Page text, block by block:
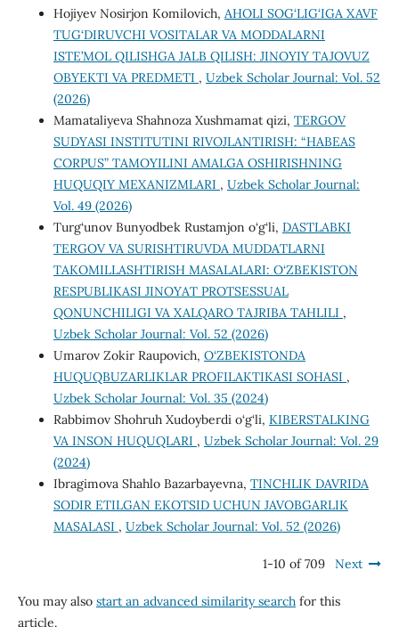
Hojiyev Nosirjon Komilovich, AHOLI SOG‘LIG‘IGA XAVF
TUG‘DIRUVCHI VOSITALAR VA MODDALARNI
ISTE’MOL QILISHGA JALB QILISH: JINOYIY TAJOVUZ
OBYEKTI VA PREDMETI , Uzbek Scholar Journal: Vol. 52
(2026)
Mamataliyeva Shahnoza Xushmamat qizi, TERGOV
SUDYASI INSTITUTINI RIVOJLANTIRISH: “HABEAS
CORPUS” TAMOYILINI AMALGA OSHIRISHNING
HUQUQIY MEXANIZMLARI , Uzbek Scholar Journal:
Vol. 49 (2026)
Turg‘unov Bunyodbek Rustamjon o‘g‘li, DASTLABKI
TERGOV VA SURISHTIRUVDA MUDDATLARNI
TAKOMILLASHTIRISH MASALALARI: O‘ZBEKISTON
RESPUBLIKASI JINOYAT PROTSESSUAL
QONUNCHILIGI VA XALQARO TAJRIBA TAHLILI ,
Uzbek Scholar Journal: Vol. 52 (2026)
Umarov Zokir Raupovich, O‘ZBEKISTONDA
HUQUQBUZARLIKLAR PROFILAKTIKASI SOHASI ,
Uzbek Scholar Journal: Vol. 35 (2024)
Rabbimov Shohruh Xudoyberdi o‘g‘li, KIBERSTALKING
VA INSON HUQUQLARI , Uzbek Scholar Journal: Vol. 29
(2024)
Ibragimova Shahlo Bazarbayevna, TINCHLIK DAVRIDA
SODIR ETILGAN EKOTSID UCHUN JAVOBGARLIK
MASALASI , Uzbek Scholar Journal: Vol. 52 (2026)
1-10 of 709 Next
You may also start an advanced similarity searchfor this
article.